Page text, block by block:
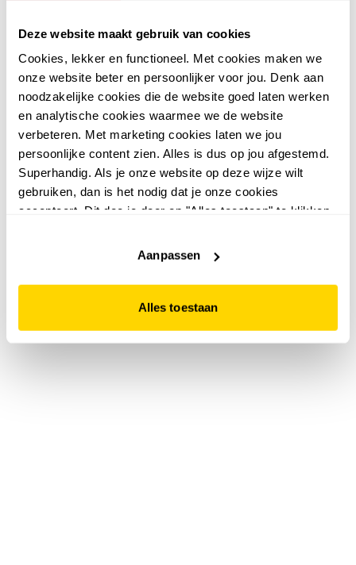
Deze website maakt gebruik van cookies
Cookies, lekker en functioneel. Met cookies maken we
onze website beter en persoonlijker voor jou. Denk aan
noodzakelijke cookies die de website goed laten werken
en analytische cookies waarmee we de website
verbeteren. Met marketing cookies laten we jou
persoonlijke content zien. Alles is dus op jou afgestemd.
Superhandig. Als je onze website op deze wijze wilt
gebruiken, dan is het nodig dat je onze cookies
accepteert. Dit doe je door op "Alles toestaan" te klikken.
website niet optimaal functioneert.
Aanpassen
Alles toestaan